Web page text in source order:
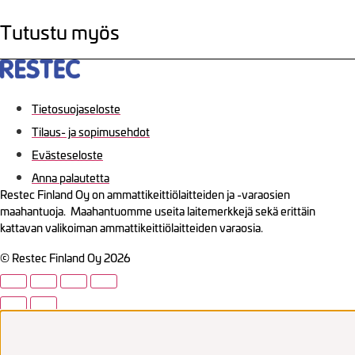
Tutustu myös
Tietosuojaseloste
Tilaus- ja sopimusehdot
Evästeseloste
Anna palautetta
Restec Finland Oy on ammattikeittiölaitteiden ja -varaosien
maahantuoja. Maahantuomme useita laitemerkkejä sekä erittäin
kattavan valikoiman ammattikeittiölaitteiden varaosia.
© Restec Finland Oy 2026